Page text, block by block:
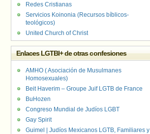
Redes Cristianas
Servicios Koinonia (Recursos bíblicos-
teológicos)
United Church of Christ
Enlaces LGTBI+ de otras confesiones
AMHO ( Asociación de Musulmanes
Homosexuales)
Beit Haverim – Groupe Juif LGTB de France
BuHozen
Congreso Mundial de Judíos LGBT
Gay Spirit
Guimel | Judíos Mexicanos LGTB, Familiares y